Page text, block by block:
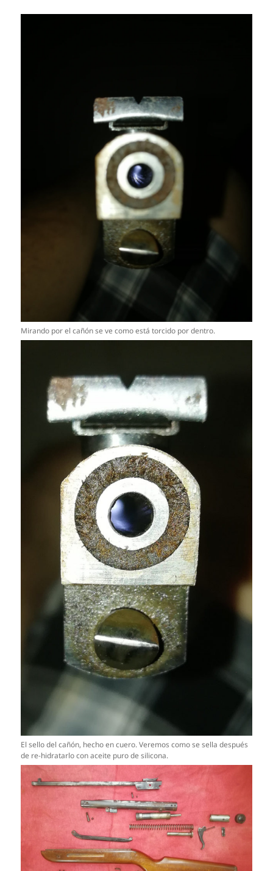
Mirando por el cañón se ve como está torcido por dentro.
El sello del cañón, hecho en cuero. Veremos como se sella después
de re-hidratarlo con aceite puro de silicona.